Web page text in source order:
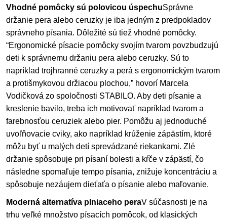
Vhodné pomôcky sú polovicou úspechuSprávne
držanie pera alebo ceruzky je iba jedným z predpokladov
správneho písania. Dôležité sú tiež vhodné pomôcky.
“Ergonomické písacie pomôcky svojím tvarom povzbudzujú
deti k správnemu držaniu pera alebo ceruzky. Sú to
napríklad trojhranné ceruzky a perá s ergonomickým tvarom
a protišmykovou držiacou plochou,” hovorí Marcela
Vodičková zo spoločnosti STABILO. Aby deti písanie a
kreslenie bavilo, treba ich motivovať napríklad tvarom a
farebnosťou ceruziek alebo pier. Pomôžu aj jednoduché
uvoľňovacie cviky, ako napríklad krúženie zápästím, ktoré
môžu byť u malých detí sprevádzané riekankami. Zlé
držanie spôsobuje pri písaní bolesti a kŕče v zápästí, čo
následne spomaľuje tempo písania, znižuje koncentráciu a
spôsobuje nezáujem dieťaťa o písanie alebo maľovanie.
Moderná alternatíva plniaceho peraV súčasnosti je na
trhu veľké množstvo písacích pomôcok, od klasických